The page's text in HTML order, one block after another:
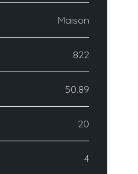
Maison
822
50.89
20
4